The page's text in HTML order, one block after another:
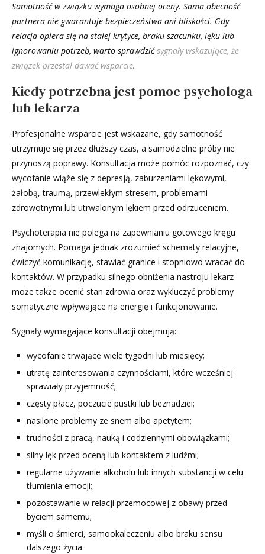
Samotność w związku wymaga osobnej oceny. Sama obecność
partnera nie gwarantuje bezpieczeństwa ani bliskości. Gdy
relacja opiera się na stałej krytyce, braku szacunku, lęku lub
ignorowaniu potrzeb, warto sprawdzićsygnały wskazujące, że
związek przestał dawać wsparcie.
Kiedy potrzebna jest pomoc psychologa
lub lekarza
Profesjonalne wsparcie jest wskazane, gdy samotność
utrzymuje się przez dłuższy czas, a samodzielne próby nie
przynoszą poprawy. Konsultacja może pomóc rozpoznać, czy
wycofanie wiąże się z depresją, zaburzeniami lękowymi,
żałobą, traumą, przewlekłym stresem, problemami
zdrowotnymi lub utrwalonym lękiem przed odrzuceniem.
Psychoterapia nie polega na zapewnianiu gotowego kręgu
znajomych. Pomaga jednak zrozumieć schematy relacyjne,
ćwiczyć komunikację, stawiać granice i stopniowo wracać do
kontaktów. W przypadku silnego obniżenia nastroju lekarz
może także ocenić stan zdrowia oraz wykluczyć problemy
somatyczne wpływające na energię i funkcjonowanie.
Sygnały wymagające konsultacji obejmują:
wycofanie trwające wiele tygodni lub miesięcy;
utratę zainteresowania czynnościami, które wcześniej
sprawiały przyjemność;
częsty płacz, poczucie pustki lub beznadziei;
nasilone problemy ze snem albo apetytem;
trudności z pracą, nauką i codziennymi obowiązkami;
silny lęk przed oceną lub kontaktem z ludźmi;
regularne używanie alkoholu lub innych substancji w celu
tłumienia emocji;
pozostawanie w relacji przemocowej z obawy przed
byciem samemu;
myśli o śmierci, samookaleczeniu albo braku sensu
dalszego życia.